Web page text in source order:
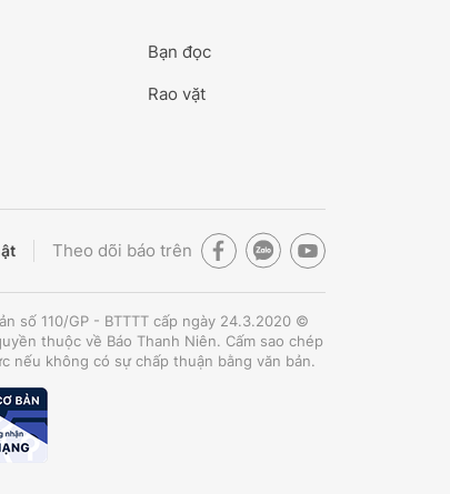
Bạn đọc
Rao vặt
Theo dõi báo trên
số 110/GP - BTTTT cấp ngày 24.3.2020 ©
thuộc về Báo Thanh Niên. Cấm sao chép
nếu không có sự chấp thuận bằng văn bản.